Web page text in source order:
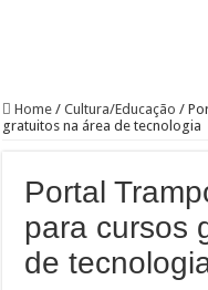
Home / Cultura/Educação /
gratuitos na área de tecnologia
Portal
para cursos
de